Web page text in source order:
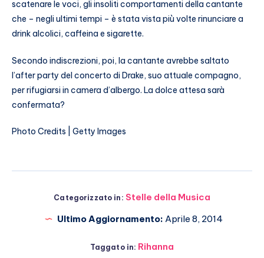
scatenare le voci, gli insoliti comportamenti della cantante
che – negli ultimi tempi – è stata vista più volte rinunciare a
drink alcolici, caffeina e sigarette.
Secondo indiscrezioni, poi, la cantante avrebbe saltato
l’after party del concerto di Drake, suo attuale compagno,
per rifugiarsi in camera d’albergo. La dolce attesa sarà
confermata?
Photo Credits | Getty Images
Categorizzato in: Stelle della Musica
Ultimo Aggiornamento: Aprile 8, 2014
Taggato in: Rihanna